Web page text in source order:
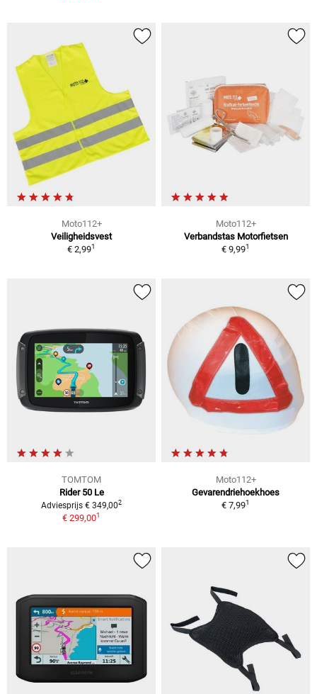
Moto112+
Veiligheidsvest
€ 2,991
Moto112+
Verbandstas Motorfietsen
€ 9,991
TOMTOM
Rider 50 Le
Adviesprijs € 349,002
€ 299,001
Moto112+
Gevarendriehoekhoes
€ 7,991